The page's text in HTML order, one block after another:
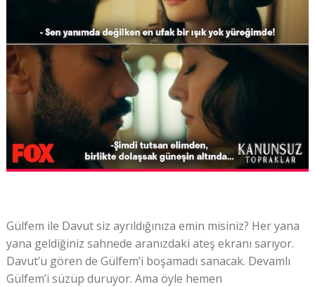
Gülfem ile Davut siz ayrıldığınıza emin misiniz? Her yana
yana geldiğiniz sahnede aranızdaki ateş ekranı sarıyor.
Davut’u gören de Gülfem’i boşamadı sanacak. Devamlı
Gülfem’i süzüp duruyor. Ama öyle hemen